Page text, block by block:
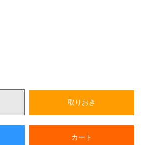
取りおき
カート